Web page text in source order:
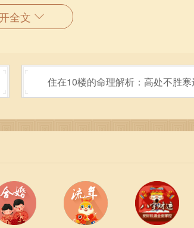
的人脉关系，通过专业的资源和人际网络，
暖的个性以及敏锐的直觉。在生活与事业
眼的光彩。
全文
住在10楼的命理解析：高处不胜寒